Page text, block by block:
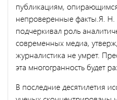
публикациям,
непроверенные факты.Я. Н.
подчеркивал роль
современных медиа,
журналистика не умрет.
эта многогранность будет
В последние десятилетия